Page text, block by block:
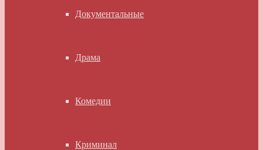
Документальные
Драма
Комедии
Криминал